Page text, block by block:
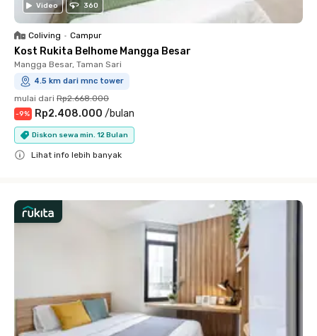
Video 360
Coliving • Campur
Kost Rukita Belhome Mangga Besar
Mangga Besar, Taman Sari
4.5 km dari mnc tower
mulai dari Rp2.668.000
-9% Rp2.408.000 /bulan
Diskon sewa min. 12 Bulan
Lihat info lebih banyak